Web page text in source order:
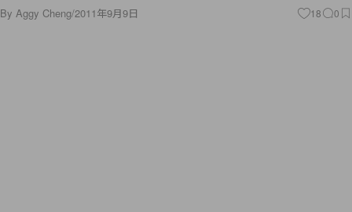
By Aggy Cheng/2011年9月9日 18 0